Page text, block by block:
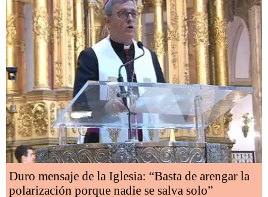
Duro mensaje de la Iglesia: “Basta de arengar la
polarización porque nadie se salva solo”